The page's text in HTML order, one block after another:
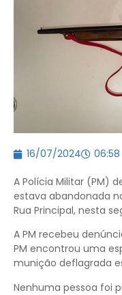
16/07/2024 06:58
A Polícia Militar (PM)
estava abandonada
Rua Principal, nesta
A PM recebeu
PM encontrou uma
munição deflagrada
Nenhuma pessoa foi